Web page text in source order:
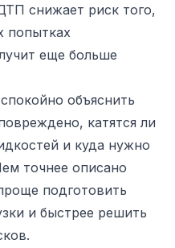
снижает риск того,
попытках
еще больше
объяснить
катятся ли
и куда нужно
точнее описано
подготовить
и быстрее решить